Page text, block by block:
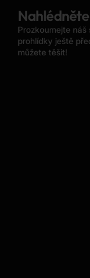
Prozkoumejte
prohlídky ještě
můžete těšit!